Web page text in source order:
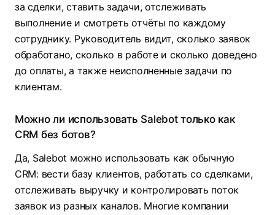
за сделки, ставить задачи, отслеживать
выполнение и смотреть отчёты по каждому
сотруднику. Руководитель видит, сколько заявок
обработано, сколько в работе и сколько доведено
до оплаты, а также неисполненные задачи по
клиентам.
Можно ли использовать Salebot только как
CRM без ботов?
Да, Salebot можно использовать как обычную
CRM: вести базу клиентов, работать со сделками,
отслеживать выручку и контролировать поток
заявок из разных каналов. Многие компании